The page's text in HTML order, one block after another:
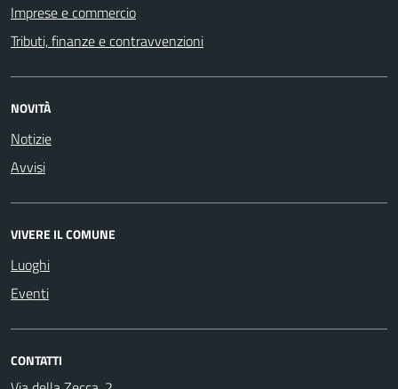
Imprese e commercio
Tributi, finanze e contravvenzioni
NOVITÀ
Notizie
Avvisi
VIVERE IL COMUNE
Luoghi
Eventi
CONTATTI